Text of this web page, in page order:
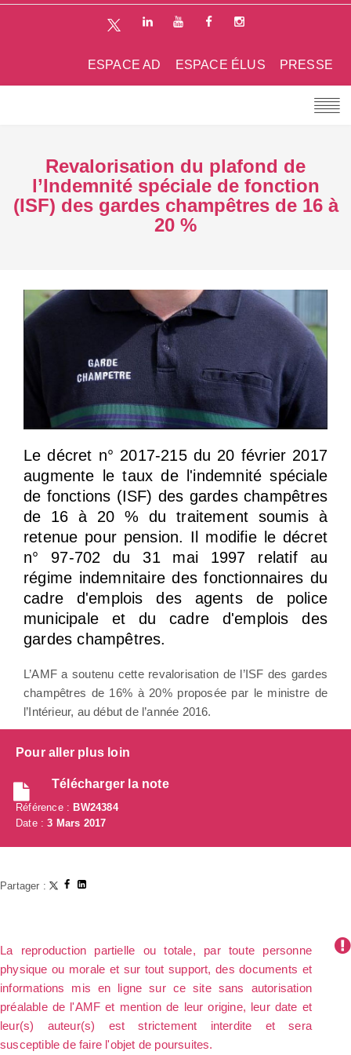
PRESSE
ESPACE ÉLUS
ESPACE AD
Revalorisation du plafond de
l’Indemnité spéciale de fonction
(ISF) des gardes champêtres de 16 à
20 %
Le décret n° 2017-215 du 20 février 2017
augmente le taux de l'indemnité spéciale
de fonctions (ISF) des gardes champêtres
de 16 à 20 % du traitement soumis à
retenue pour pension. Il modifie le décret
n° 97-702 du 31 mai 1997 relatif au
régime indemnitaire des fonctionnaires du
cadre d'emplois des agents de police
municipale et du cadre d'emplois des
gardes champêtres.
L’AMF a soutenu cette revalorisation de l’ISF des gardes
champêtres de 16% à 20% proposée par le ministre de
l’Intérieur, au début de l’année 2016.
Pour aller plus loin
Télécharger la note
Référence : BW24384
Date :3 Mars 2017
Partager :
La reproduction partielle ou totale, par toute personne
physique ou morale et sur tout support, des documents et
informations mis en ligne sur ce site sans autorisation
préalable de l'AMF et mention de leur origine, leur date et
leur(s) auteur(s) est strictement interdite et sera
susceptible de faire l'objet de poursuites.